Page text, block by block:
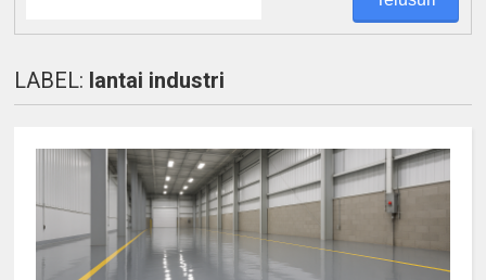
LABEL: lantai industri